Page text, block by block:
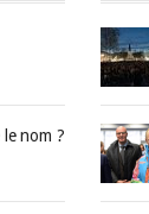
nom ?